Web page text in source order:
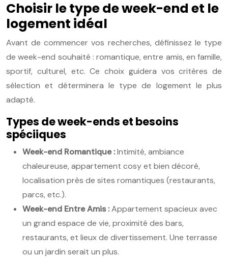
Choisir le type de week-end et le
logement idéal
Avant de commencer vos recherches, définissez le type
de week-end souhaité : romantique, entre amis, en famille,
sportif, culturel, etc. Ce choix guidera vos critères de
sélection et déterminera le type de logement le plus
adapté.
Types de week-ends et besoins
spéciiques
Week-end Romantique :Intimité, ambiance
chaleureuse, appartement cosy et bien décoré,
localisation près de sites romantiques (restaurants,
parcs, etc.).
Week-end Entre Amis :Appartement spacieux avec
un grand espace de vie, proximité des bars,
restaurants, et lieux de divertissement. Une terrasse
ou un jardin serait un plus.